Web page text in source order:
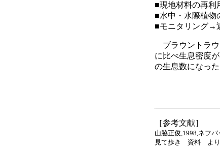
■現地材料の再
■水中・水際植
■モニタリング→
ブラウントラウ
に比べ生息密度
の生息数になった
［参考文献］
山脇正俊,1998,ネフ
見て歩き 資料 より